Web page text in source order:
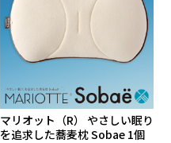
マリオット（R） やさしい眠り
を追求した蕎麦枕 Sobae 1個